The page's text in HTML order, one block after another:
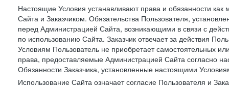
Настоящие Условия устанавливают права и обязанности
Сайта и Заказчиком. Обязательства Пользователя,
перед Администрацией Сайта, возникающими в связи с
по использованию Сайта. Заказчик отвечает за действия
Условиям Пользователь не приобретает самостоятельных
права, предоставляемые Администрацией Сайта согласно
Обязанности Заказчика, установленные настоящими
Использование Сайта означает согласие Пользователя и